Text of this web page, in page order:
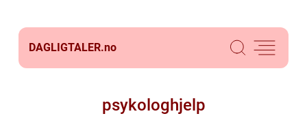
DAGLIGTALER.no
psykologhjelp